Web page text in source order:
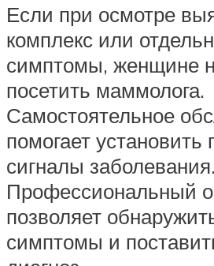
Если при осмотре
комплекс или
симптомы, женщине
посетить маммолога.
Самостоятельное
помогает установить
сигналы заболевания.
Профессиональный
позволяет
симптомы и